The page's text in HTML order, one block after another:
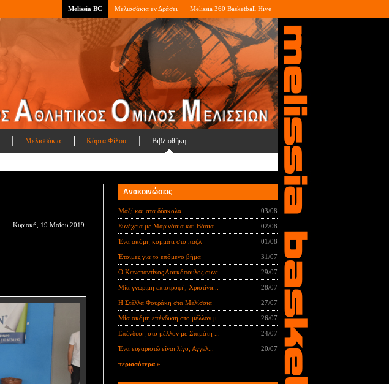
Melissia BC Μελισσάκια εν Δράσει Melissia 360 Basketball Hive
Μελισσάκια Κάρτα Φίλου Βιβλιοθήκη
Κυριακή, 19 Μαΐου 2019
Ανακοινώσεις
Μαζί και στα δύσκολα 03/08
Συνέχεια με Μαρινάσια και Βάσια 02/08
Ένα ακόμη κομμάτι στο παζλ 01/08
Έτοιμες για το επόμενο βήμα 31/07
Ο Κωνσταντίνος Λουκόπουλος συνε... 29/07
Μία γνώριμη επιστροφή, Χριστίνα... 28/07
Η Στέλλα Φουράκη στα Μελίσσια 27/07
Μία ακόμη επένδυση στο μέλλον μ... 26/07
Επένδυση στο μέλλον με Σταμάτη ... 24/07
Ένα ευχαριστώ είναι λίγο, Αγγελ... 20/07
περισσότερα »